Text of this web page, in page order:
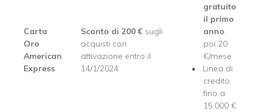
Carta
Oro
American
Express
Sconto di 200 € sugli
acquisti con
attivazione entro il
14/1/2024
gratuito
il primo
anno,
poi 20
€/mese
Linea di
credito
fino a
15.000 €